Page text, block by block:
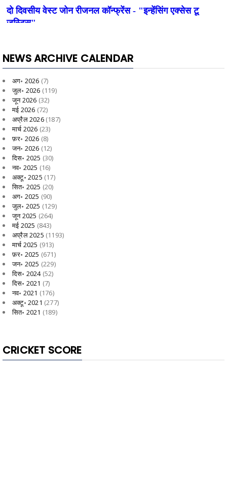
NEWS ARCHIVE CALENDAR
अग॰ 2026 (7)
जुल॰ 2026 (119)
जून 2026 (32)
मई 2026 (72)
अप्रैल 2026(187)
मार्च 2026 (23)
फ़र॰ 2026 (8)
जन॰ 2026 (12)
दिस॰ 2025 (30)
नव॰ 2025 (16)
अक्टू॰ 2025 (17)
सित॰ 2025 (20)
अग॰ 2025 (90)
जुल॰ 2025 (129)
जून 2025 (264)
मई 2025 (843)
अप्रैल 2025 (1193)
मार्च 2025 (913)
फ़र॰ 2025 (671)
जन॰ 2025 (229)
दिस॰ 2024(52)
दिस॰ 2021 (7)
नव॰ 2021 (176)
अक्टू॰ 2021 (277)
सित॰ 2021 (189)
CRICKET SCORE